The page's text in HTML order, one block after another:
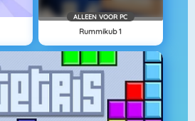
ALLEEN VOOR PC
Rummikub 1